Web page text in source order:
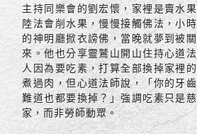
主持同樂會的劉宏懷，家裡是賣水
陸法會削水果，慢慢接觸佛法，小
的神明廳掀衣謗佛，當晚就夢到被
來。他也分享靈鷲山開山住持心道
人因為要吃素，打算全部換掉家裡
煮過肉，但心道法師說，「你的牙
難道也都要換掉？」強調吃素只是
家，而非勞師動眾。